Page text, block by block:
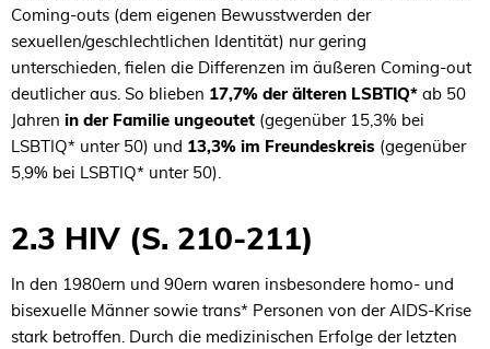
Coming-outs (dem eigenen Bewusstwerden der
sexuellen/geschlechtlichen Identität) nur gering
unterschieden, fielen die Differenzen im äußeren Coming-out
deutlicher aus. So blieben 17,7% der älteren LSBTIQ* ab 50
Jahren in der Familie ungeoutet (gegenüber 15,3% bei
LSBTIQ* unter 50) und 13,3% im Freundeskreis (gegenüber
5,9% bei LSBTIQ* unter 50).
2.3 HIV (S. 210-211)
In den 1980ern und 90ern waren insbesondere homo- und
bisexuelle Männer sowie trans* Personen von der AIDS-Krise
stark betroffen. Durch die medizinischen Erfolge der letzten